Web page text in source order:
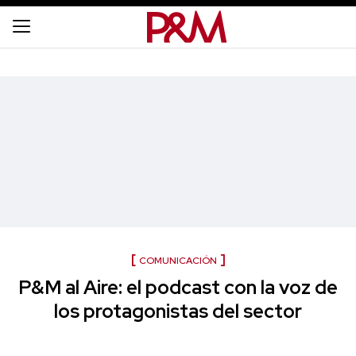
COMUNICACIÓN
P&M al Aire: el podcast con la voz de
los protagonistas del sector